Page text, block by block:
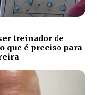
treinador de
que é preciso para